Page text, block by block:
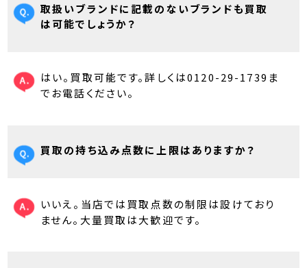
取扱いブランドに記載のないブランドも買取
は可能でしょうか？
はい。買取可能です。詳しくは0120-29-1739ま
でお電話ください。
買取の持ち込み点数に上限はありますか？
いいえ。当店では買取点数の制限は設けており
ません。大量買取は大歓迎です。